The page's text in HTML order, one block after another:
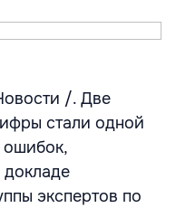
/. Две
стали одной
ошибок,
экспертов по